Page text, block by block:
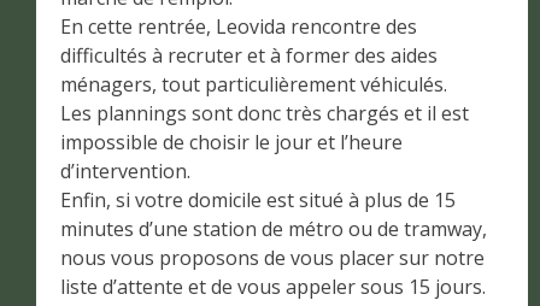
En cette rentrée, Leovida rencontre des
difficultés à recruter et à former des aides
ménagers, tout particulièrement véhiculés.
Les plannings sont donc très chargés et il est
impossible de choisir le jour et l’heure
d’intervention.
Enfin, si votre domicile est situé à plus de 15
minutes d’une station de métro ou de tramway,
nous vous proposons de vous placer sur notre
liste d’attente et de vous appeler sous 15 jours.